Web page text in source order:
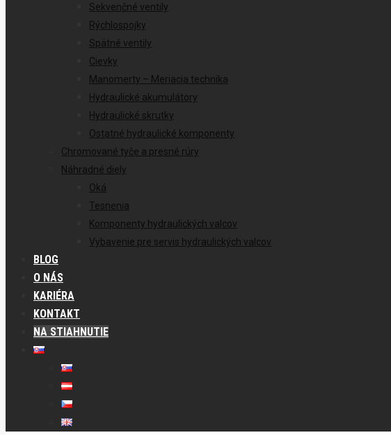
Sekvenčné ventily
Rýchlospojky
Spätné ventily
Cievky
Manomerty – Meriacia technika
Hydraulické akumulátory
Hydraulické skrutky
Ostatné hydraulické komponenty
Chromované tyče a presné rúry
Náhradné diely
Oká
Tesnenia
Komponenty hydraulických valcov
Vybavenie pre servis hydraulických valcov
BLOG
O NÁS
KARIÉRA
KONTAKT
NA STIAHNUTIE